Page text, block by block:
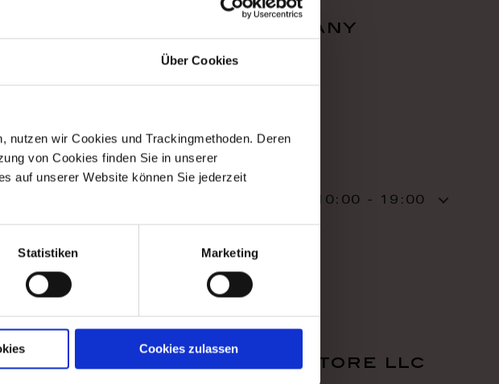
Über Cookies
nutzen wir Cookies und Trackingmethoden. Deren
von Cookies finden Sie in unserer
auf unserer Website können Sie jederzeit
Statistiken Marketing
Cookies zulassen
falcon company
WORK TIME
10:00 - 19:00
CONTACT:
llc royal home store llc